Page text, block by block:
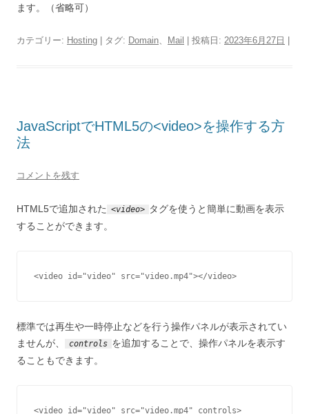
ます。（省略可）
カテゴリー: Hosting | タグ: Domain、 Mail | 投稿日: 2023年6月27日
JavaScriptでHTML5の<video>を操作する方
法
コメントを残す
HTML5で追加された <video> タグを使うと簡単に動画を表示
することができます。
<video id="video" src="video.mp4"></video>
標準では再生や一時停止などを行う操作パネルが表示されてい
ませんが、
controls を追加することで、操作パネルを表示す
ることもできます。
<video id="video" src="video.mp4" controls>